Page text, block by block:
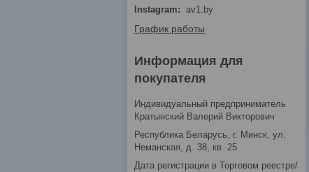
Instagram
av1.by
График работы
Информация для
покупателя
Индивидуальный предприниматель
Кратынский Валерий Викторович
Республика Беларусь, г. Минск, ул.
Неманская, д. 38, кв. 25
Дата регистрации в Торговом реестре/